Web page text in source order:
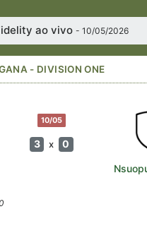
ao vivo- 10/05/2026
- DIVISION ONE
10/05
3 x 0